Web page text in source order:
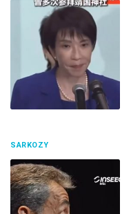
SARKOZY